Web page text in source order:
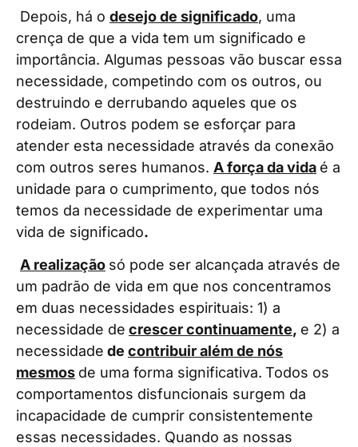
Depois, há o desejo de significado, uma
crença de que a vida tem um significado e
importância. Algumas pessoas vão buscar essa
necessidade, competindo com os outros, ou
destruindo e derrubando aqueles que os
rodeiam. Outros podem se esforçar para
atender esta necessidade através da conexão
com outros seres humanos. A força da vida é a
unidade para o cumprimento, que todos nós
temos da necessidade de experimentar uma
vida de significado.
A realização só pode ser alcançada através de
um padrão de vida em que nos concentramos
em duas necessidades espirituais: 1) a
necessidade de crescer continuamente, e 2) a
necessidade de contribuir além de nós
mesmos de uma forma significativa. Todos os
comportamentos disfuncionais surgem da
incapacidade de cumprir consistentemente
essas necessidades. Quando as nossas